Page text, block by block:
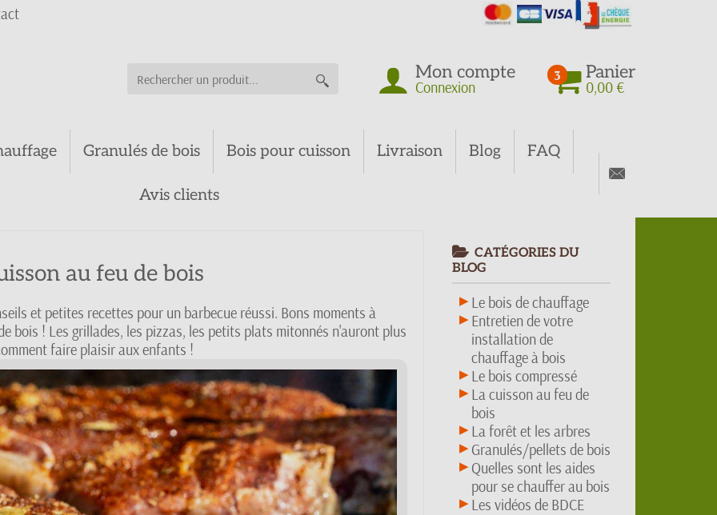
Mon compte
Connexion
3 Panier
0,00 €
Granulés de bois Bois pour cuisson Livraison Blog FAQ
Avis clients
au feu de bois
et petites recettes pour un barbecue réussi. Bons moments à
bois ! Les grillades, les pizzas, les petits plats mitonnés n'auront plus
faire plaisir aux enfants !
CATÉGORIES DU
BLOG
Le bois de chauffage
Entretien de votre
installation de
chauffage à bois
Le bois compressé
La cuisson au feu de
bois
La forêt et les arbres
Granulés/pellets de bois
Quelles sont les aides
pour se chauffer au bois
Les vidéos de BDCE